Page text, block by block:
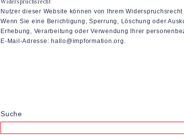
Widerspruchsrecht
Nutzer dieser Website können von Ihrem
Wenn Sie eine Berichtigung, Sperrung, Löschung oder
Erhebung, Verarbeitung oder Verwendung Ihrer
E-Mail-Adresse: hallo@impformation.org.
Suche